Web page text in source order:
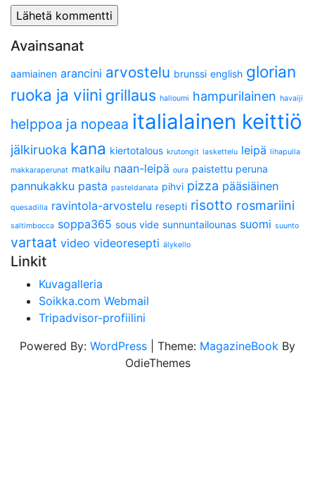
Avainsanat
aamiainen arancini arvostelu brunssi english glorian
ruoka ja viini grillaus halloumi hampurilainen havaiji
helppoa ja nopeaa italialainen keittiö
jälkiruoka kana kiertotalous krutongit laskettelu leipä lihapulla
makkaraperunat matkailu naan-leipä oura paistettu peruna
pannukakku pasta pasteldanata pihvi pizza pääsiäinen
quesadilla ravintola-arvostelu resepti risotto rosmariini
saltimbocca soppa365 sous vide sunnuntailounas suomi suunto
vartaat video videoresepti älykello
Linkit
Kuvagalleria
Soikka.com Webmail
Tripadvisor-profiilini
Powered By: WordPress Theme: MagazineBook By
OdieThemes